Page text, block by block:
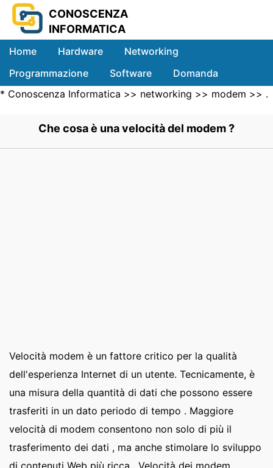
CONOSCENZA
INFORMATICA
Home Hardware
Networking
Programmazione
Software
Domanda
Sistemi
* Conoscenza Informatica >> networking >> modem >> .
Che cosa è una velocità del modem ?
Velocità modem è un fattore critico per la qualità
dell'esperienza Internet di un utente. Tecnicamente, è
una misura della quantità di dati che possono essere
trasferiti in un dato periodo di tempo . Maggiore
velocità di modem consentono non solo di più il
trasferimento dei dati , ma anche stimolare lo sviluppo
di contenuti Web più ricca . Velocità dei modem